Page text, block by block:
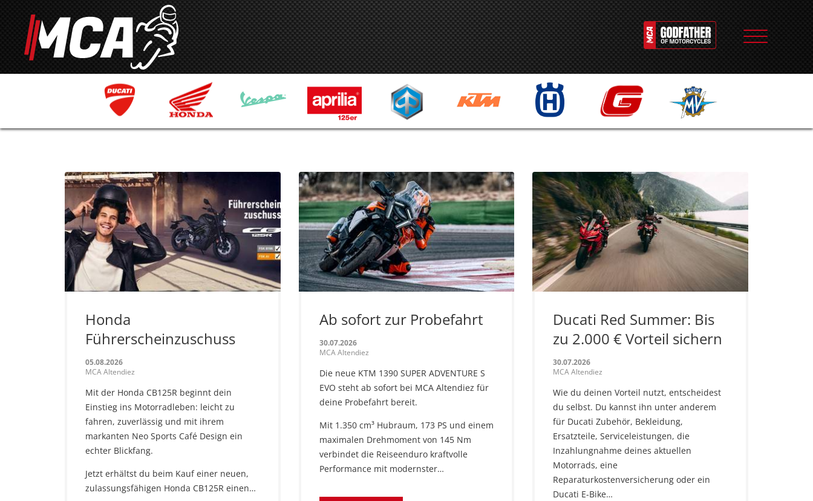
Honda
Führerscheinzuschuss
05.08.2026
MCA Altendiez
Mit der Honda CB125R beginnt dein
Einstieg ins Motorradleben: leicht zu
fahren, zuverlässig und mit ihrem
markanten Neo Sports Café Design ein
echter Blickfang.
Jetzt erhältst du beim Kauf einer neuen,
zulassungsfähigen Honda CB125R einen…
Ab sofort zur Probefahrt
30.07.2026
MCA Altendiez
Die neue KTM 1390 SUPER ADVENTURE S
EVO steht ab sofort bei MCA Altendiez für
deine Probefahrt bereit.
Mit 1.350 cm³ Hubraum, 173 PS und einem
maximalen Drehmoment von 145 Nm
verbindet die Reiseenduro kraftvolle
Performance mit modernster…
Ducati Red Summer: Bis
zu 2.000 € Vorteil sichern
30.07.2026
MCA Altendiez
Wie du deinen Vorteil nutzt, entscheidest
du selbst. Du kannst ihn unter anderem
für Ducati Zubehör, Bekleidung,
Ersatzteile, Serviceleistungen, die
Inzahlungnahme deines aktuellen
Motorrads, eine
Reparaturkostenversicherung oder ein
Ducati E-Bike…